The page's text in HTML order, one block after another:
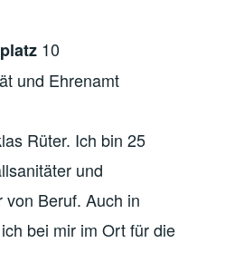
10
und Ehrenamt
Rüter. Ich bin 25
und
Beruf. Auch in
bei mir im Ort für die